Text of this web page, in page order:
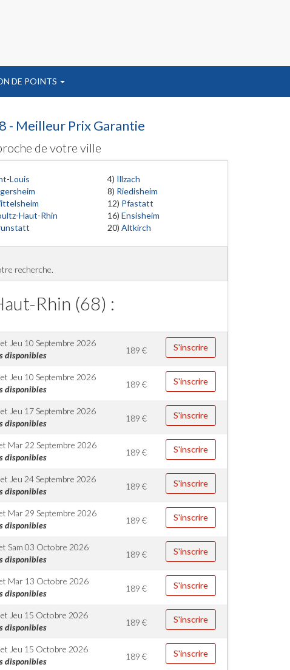
DE POINTS
- Meilleur Prix Garantie
de votre ville
Louis 4) Illzach
8) Riedisheim
12) Pfastatt
Haut-Rhin 16) Ensisheim
20) Altkirch
recherche.
Rhin (68) :
et Jeu 10 Septembre 2026
disponibles
189 € S'inscrire
et Jeu 10 Septembre 2026
disponibles
189 € S'inscrire
et Jeu 17 Septembre 2026
disponibles
189 € S'inscrire
Mar 22 Septembre 2026
disponibles
189 € S'inscrire
et Jeu 24 Septembre 2026
disponibles
189 € S'inscrire
Mar 29 Septembre 2026
disponibles
189 € S'inscrire
Sam 03 Octobre 2026
disponibles
189 € S'inscrire
Mar 13 Octobre 2026
disponibles
189 € S'inscrire
et Jeu 15 Octobre 2026
disponibles
189 € S'inscrire
et Jeu 15 Octobre 2026
disponibles
189 € S'inscrire